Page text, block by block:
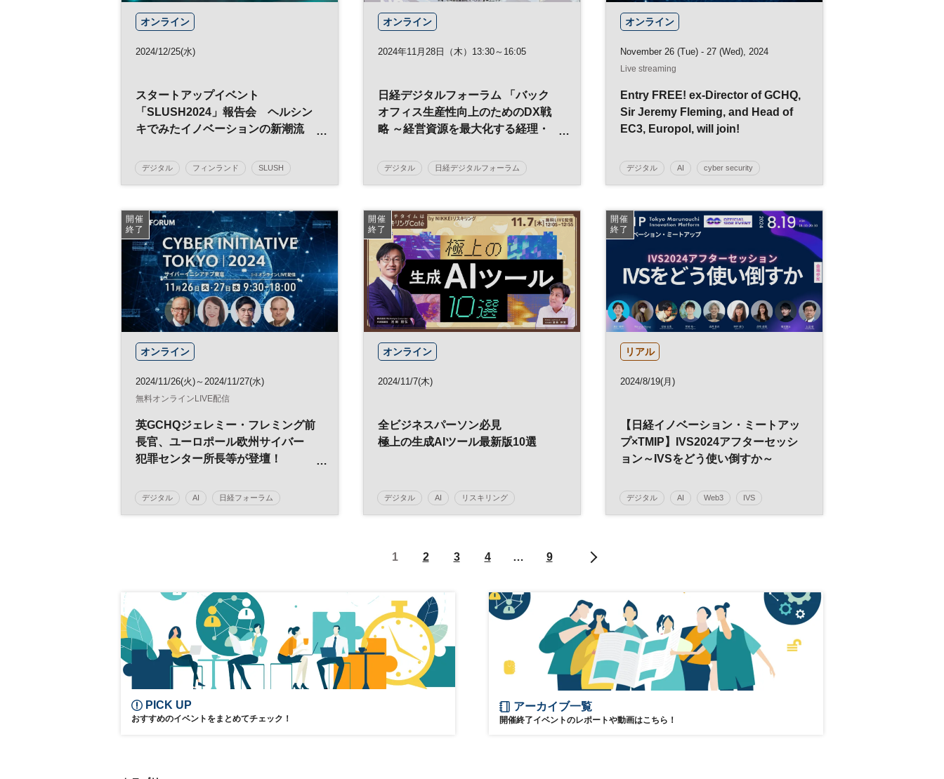
オンライン
2024/12/25(水)
スタートアップイベント
「SLUSH2024」報告会 ヘルシン
キでみたイノベーションの新潮流
ン氏、新潟ベンチャー協会 渋谷修
太氏ら登壇 ◇日経イノベーショ
デジタル フィンランド SLUSH
イノベーション テクノロジー
スタートアップ グローバル 参加無料
オンライン
2024年11月28日（木）13:30～16:05
日経デジタルフォーラム 「バック
オフィス生産性向上のためのDX戦
略 ～経営資源を最大化する経理・
デジタル 日経デジタルフォーラム
DX 参加無料
オンライン
November 26 (Tue) - 27 (Wed), 2024
Live streaming
Entry FREE! ex-Director of GCHQ,
Sir Jeremy Fleming, and Head of
EC3, Europol, will join!
デジタル AI cyber security
NIKKEI FORUM
開催
終了
オンライン
2024/11/26(火)～2024/11/27(水)
無料オンラインLIVE配信
英GCHQジェレミー・フレミング前
長官、ユーロポール欧州サイバー
犯罪センター所長等が登壇！
事業を止めないために今すべきこと
デジタル AI 日経フォーラム
開催
終了
オンライン
2024/11/7(木)
全ビジネスパーソン必見
極上の生成AIツール最新版10選
デジタル AI リスキリング
開催
終了
リアル
2024/8/19(月)
【日経イノベーション・ミートアッ
プ×TMIP】IVS2024アフターセッシ
ョン～IVSをどう使い倒すか～
デジタル AI Web3 IVS
平日夜開催
1 2 3 4 … 9
PICK UP
おすすめのイベントをまとめてチェック！
アーカイブ一覧
開催終了イベントのレポートや動画はこちら！